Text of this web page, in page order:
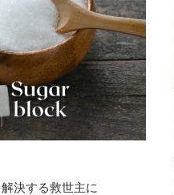
決する救世主に